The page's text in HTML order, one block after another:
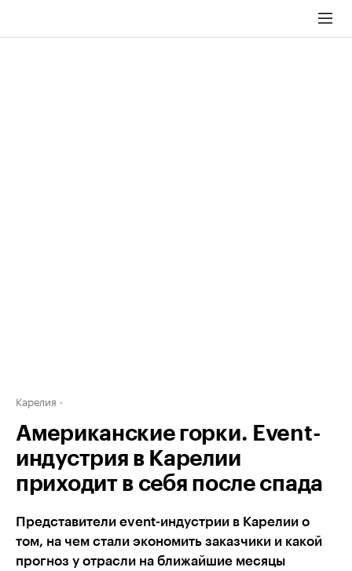
Карелия
Американские горки. Event-
индустрия в Карелии
приходит в себя после спада
Представители event-индустрии в Карелии о
том, на чем стали экономить заказчики и какой
прогноз у отрасли на ближайшие месяцы